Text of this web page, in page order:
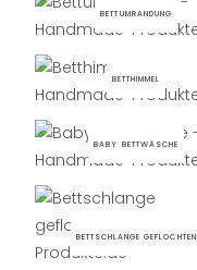
BETTUMRANDUNG
BETTHIMMEL
BABY BETTWÄSCHE
BETTSCHLANGE GEFLOCHTEN